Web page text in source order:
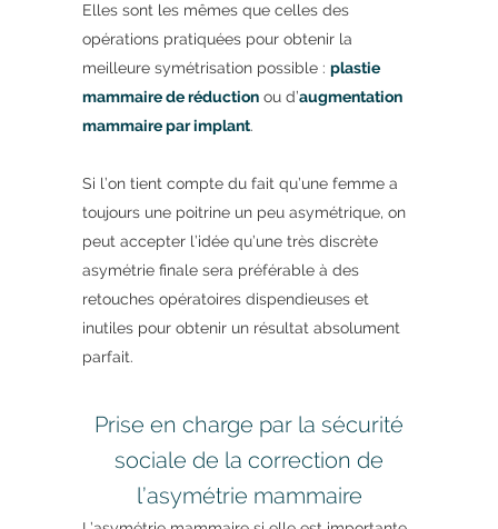
Elles sont les mêmes que celles des
opérations pratiquées pour obtenir la
meilleure symétrisation possible : plastie
mammaire de réduction ou d’augmentation
mammaire par implant.
Si l’on tient compte du fait qu’une femme a
toujours une poitrine un peu asymétrique, on
peut accepter l’idée qu’une très discrète
asymétrie finale sera préférable à des
retouches opératoires dispendieuses et
inutiles pour obtenir un résultat absolument
parfait.
Prise en charge par la sécurité
sociale de la correction de
l’asymétrie mammaire